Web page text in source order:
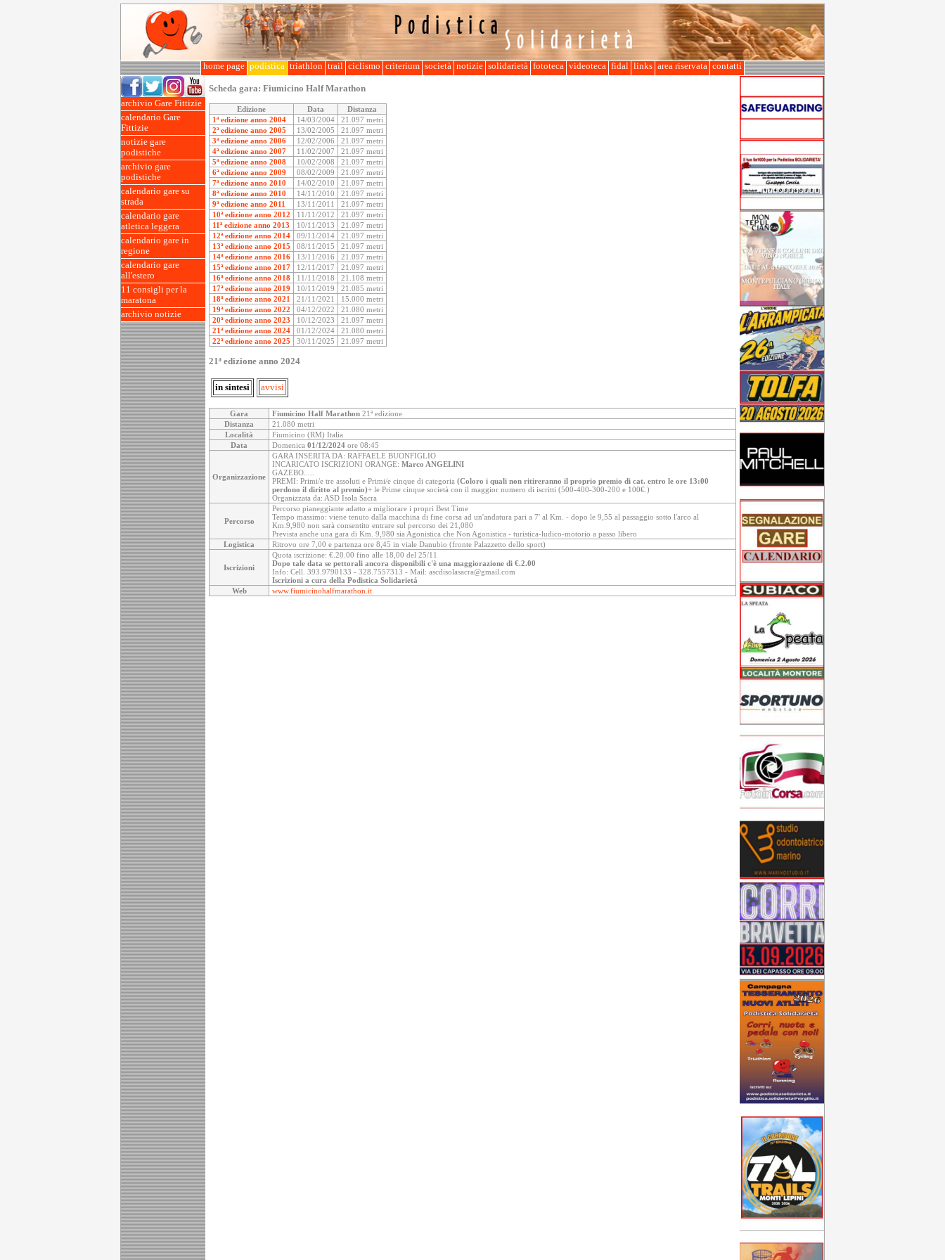
home page podistica triathlon trail ciclismo criterium società notizie solidarietà fototeca videoteca fidal links area riservata contatti
archivio Gare Fittizie
calendario Gare
Fittizie
notizie gare
podistiche
archivio gare
podistiche
calendario gare su
strada
calendario gare
atletica leggera
calendario gare in
regione
calendario gare
all'estero
11 consigli per la
maratona
archivio notizie
Scheda gara: Fiumicino Half Marathon
Edizione Data
Distanza
1ª edizione anno 2004
14/03/2004
21.097 metri
2ª edizione anno 2005
13/02/2005
21.097 metri
3ª edizione anno 2006
12/02/2006
21.097 metri
4ª edizione anno 2007
11/02/2007
21.097 metri
5ª edizione anno 2008
10/02/2008
21.097 metri
6ª edizione anno 2009
08/02/2009
21.097 metri
7ª edizione anno 2010
14/02/2010
21.097 metri
8ª edizione anno 2010
14/11/2010
21.097 metri
9ª edizione anno 2011
13/11/2011
21.097 metri
10ª edizione anno 2012
11/11/2012
21.097 metri
11ª edizione anno 2013
10/11/2013
21.097 metri
12ª edizione anno 2014
09/11/2014
21.097 metri
13ª edizione anno 2015
08/11/2015
21.097 metri
14ª edizione anno 2016
13/11/2016
21.097 metri
15ª edizione anno 2017
12/11/2017
21.097 metri
16ª edizione anno 2018
11/11/2018
21.108 metri
17ª edizione anno 2019
10/11/2019
21.085 metri
18ª edizione anno 2021
21/11/2021
15.000 metri
19ª edizione anno 2022
04/12/2022
21.080 metri
20ª edizione anno 2023
10/12/2023
21.097 metri
21ª edizione anno 2024
01/12/2024
21.080 metri
22ª edizione anno 2025
30/11/2025 21.097 metri
21ª edizione anno 2024
in sintesi avvisi
Gara Fiumicino Half Marathon 21ª edizione
Distanza
21.080 metri
Località
Fiumicino (RM) Italia
Data
Domenica 01/12/2024 ore 08:45
Organizzazione
GARA INSERITA DA: RAFFAELE BUONFIGLIO
INCARICATO ISCRIZIONI ORANGE: Marco ANGELINI
GAZEBO.....
PREMI: Primi/e tre assoluti e Primi/e cinque di categoria (Coloro i quali non ritireranno il proprio premio di cat. entro le ore 13:00
perdono il diritto al premio)+ le Prime cinque società con il maggior numero di iscritti (500-400-300-200 e 100€.)
Organizzata da: ASD Isola Sacra
Percorso
Percorso pianeggiante adatto a migliorare i propri Best Time
Tempo massimo: viene tenuto dalla macchina di fine corsa ad un'andatura pari a 7' al Km. - dopo le 9,55 al passaggio sotto l'arco al
Km.9,980 non sarà consentito entrare sul percorso dei 21,080
Prevista anche una gara di Km. 9,980 sia Agonistica che Non Agonistica - turistica-ludico-motorio a passo libero
Logistica
Ritrovo ore 7,00 e partenza ore 8,45 in viale Danubio (fronte Palazzetto dello sport)
Iscrizioni
Quota iscrizione: €.20.00 fino alle 18,00 del 25/11
Dopo tale data se pettorali ancora disponibili c'è una maggiorazione di €.2.00
Info: Cell. 393.9790133 - 328.7557313 - Mail: ascdisolasacra@gmail.com
Iscrizioni a cura della Podistica Solidarietá
Web
www.fiumicinohalfmarathon.it